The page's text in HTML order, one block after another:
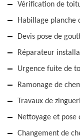
Vérification de
Habillage planche
Devis pose de
Réparateur
Urgence fuite de
Ramonage de
Travaux de
Nettoyage et pose
Changement de